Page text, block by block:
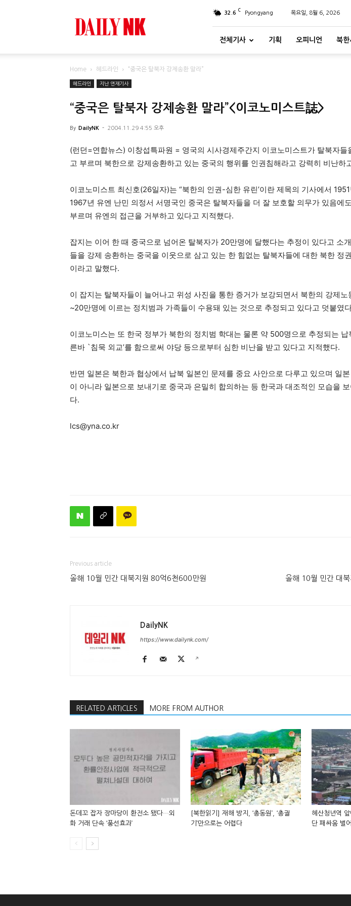
32.6 C Pyongyang 목요일, 8월 6, 2026
전체기사 기획 오피니언 북한
Home 헤드라인 “중국은 탈북자 강제송환 말라”
헤드라인 지난 연재기사
“중국은 탈북자 강제송환 말라”<이코노미스트誌>
By DailyNK - 2004.11.29 4:55 오후
(런던=연합뉴스) 이창섭특파원 = 영국의 시사경제주간지 이코노미스트가 탈북자들
고 부르며 북한으로 강제송환하고 있는 중국의 행위를 인권침해라고 강력히 비난하
이코노미스트 최신호(26일자)는 “북한의 인권-심한 유린’이란 제목의 기사에서
1967년 유엔 난민 의정서 서명국인 중국은 탈북자들을 더 잘 보호할 의무가 있음에
부르며 유엔의 접근을 거부하고 있다고 지적했다.
잡지는 이어 한 때 중국으로 넘어온 탈북자가 20만명에 달했다는 추정이 있다고 소
들을 강제 송환하는 중국을 이웃으로 삼고 있는 한 힘없는 탈북자들에 대한 북한 정
이라고 말했다.
이 잡지는 탈북자들이 늘어나고 위성 사진을 통한 증거가 보강되면서 북한의 강제노
~20만명에 이르는 정치범과 가족들이 수용돼 있는 것으로 추정되고 있다고 덧붙였
이코노미스는 또 한국 정부가 북한의 정치범 학대는 물론 약 500명으로 추정되는 납
른바 `침묵 외교’를 함으로써 야당 등으로부터 심한 비난을 받고 있다고 지적했다.
반면 일본은 북한과 협상에서 납북 일본인 문제를 중요 사안으로 다루고 있으며 일
이 아니라 일본으로 보내기로 중국과 은밀히 합의하는 등 한국과 대조적인 모습을
다.
lcs@yna.co.kr
Previous article
올해 10월 민간 대북지원 80억6천600만원 올해 10월 민간 대
DailyNK
https://www.dailynk.com/
RELATED ARTICLES MORE FROM AUTHOR
돈데꼬 잡자 장마당이 환전소 됐다…외
화 거래 단속 ‘풍선효과’
[북한읽기] 재해 방지, ‘총동원’, ‘총궐
기’만으로는 어렵다
혜산청년역
단 패싸움 벌